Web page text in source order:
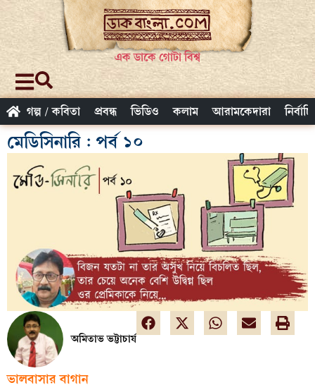
এক ডাকে গোটা বিশ্ব
গল্প / কবিতা প্রবন্ধ ভিডিও কলাম আরামকেদারা
মেডিসিনারি : পর্ব ১০
অমিতাভ ভট্টাচার্য
ভালবাসার বাগান